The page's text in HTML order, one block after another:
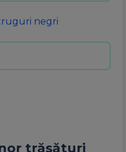
negri
trăsături